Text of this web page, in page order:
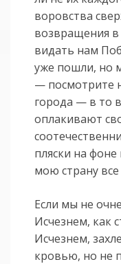
воровства
возвращения
видать нам
уже пошли, но
— посмотрите
города — в то
оплакивают
пляски на
мою страну все
Если мы не
Исчезнем, как
Исчезнем,
кровью, но не